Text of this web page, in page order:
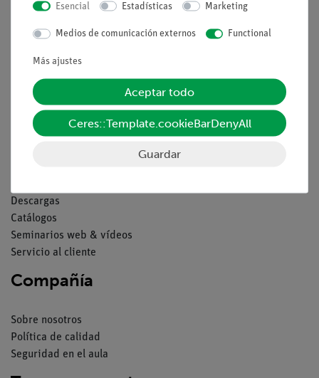
Aviso lega
Contacto
Condiciones comerciales generales
Declaración de privacidad
Pie de imprenta
Descargas
Catálogos
Seminarios web & vídeos
Servicio al cliente
Compañía
Sobre nosotros
Política de calidad
Seguridad en el aula
Esencial Estadísticas Marketing
Medios de comunicación externos Functional
Más ajustes
Aceptar todo
Ceres::Template.cookieBarDenyAll
Guardar